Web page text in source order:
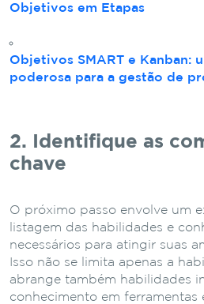
Objetivos em Etapas
Objetivos SMART e Kanban:
poderosa para a gestão de
2. Identifique as
chave
O próximo passo envolve um
listagem das habilidades e
necessários para atingir suas
Isso não se limita apenas a
abrange também habilidades
conhecimento em ferramentas